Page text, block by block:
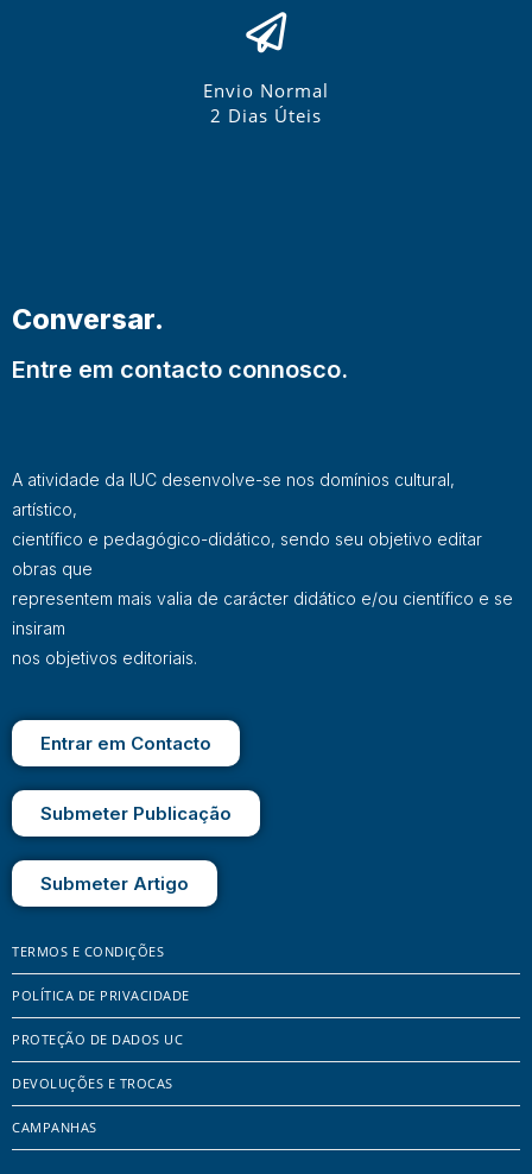
Envio Normal
2 Dias Úteis
Conversar.
Entre em contacto connosco.
A atividade da IUC desenvolve-se nos domínios cultural,
artístico,
científico e pedagógico-didático, sendo seu objetivo editar
obras que
representem mais valia de carácter didático e/ou científico e se
insiram
nos objetivos editoriais.
Entrar em Contacto
Submeter Publicação
Submeter Artigo
TERMOS E CONDIÇÕES
POLÍTICA DE PRIVACIDADE
PROTEÇÃO DE DADOS UC
DEVOLUÇÕES E TROCAS
CAMPANHAS